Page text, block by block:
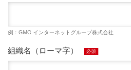
例：GMO インターネットグループ株式会社
組織名（ローマ字） 必須